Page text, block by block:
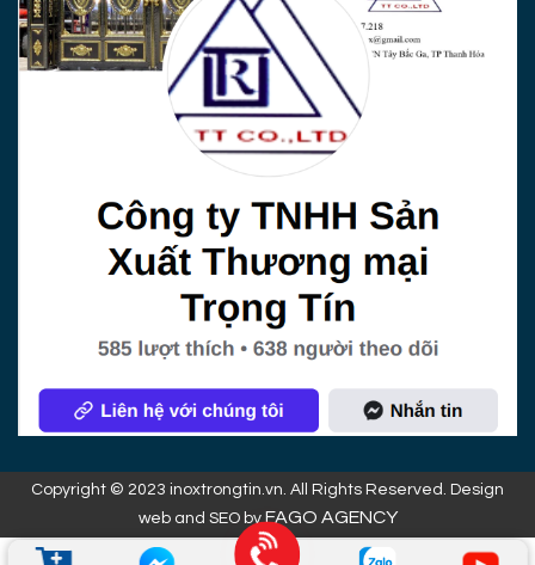
Copyright © 2023 inoxtrongtin.vn. All Rights Reserved. Design
web and SEO byFAGO AGENCY